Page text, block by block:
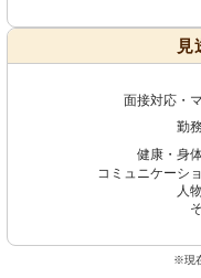
見
面接対応・
勤
健康・身
コミュニケーシ
人
※現